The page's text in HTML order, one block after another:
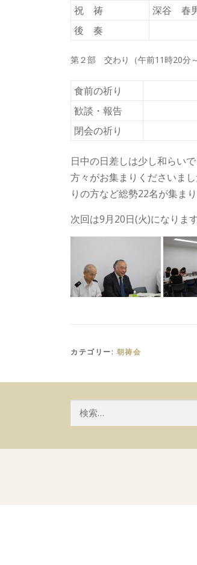
祝 祷
深谷 春
後 奏
第２部 交わり（午前11時20分～
食前の祈り
歓談・報告
閉会の祈り
日中の日差しは少し和らい
方々がお集まりくださいま
りの方など総勢22名が集ま
次回は9月20日(火)になりま
カテゴリー: 朝祷会